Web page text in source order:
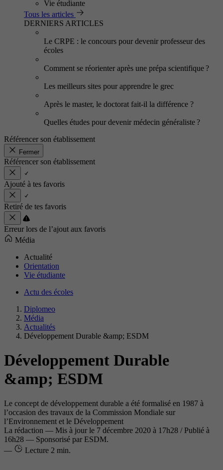
Vie étudiante
Tous les articles
DERNIERS ARTICLES
Le CRPE : le concours pour devenir professeur des
écoles
Comment se réorienter après une prépa scientifique ?
Les meilleurs sites pour apprendre le grec
Après le master, le doctorat fait-il la différence ?
Quelles études pour devenir médecin généraliste ?
Référencer son établissement
Fermer
Référencer son établissement
Ajouté à tes favoris
Retiré de tes favoris
Erreur lors de l’ajout aux favoris
Média
Actualité
Orientation
Vie étudiante
Actu des écoles
Diplomeo
Média
Actualités
Développement Durable &amp; ESDM
Développement Durable
&amp; ESDM
Le concept de développement durable a été formalisé en 1987 à
l’occasion des travaux de la Commission Mondiale sur
l’Environnement et le Développement
La rédaction — Mis à jour le 7 décembre 2020 à 17h28 / Publié à
16h28 — Sponsorisé par ESDM.
—
Lecture 2 min.